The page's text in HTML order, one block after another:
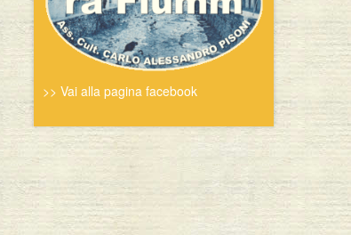
>> Vai alla pagina facebook